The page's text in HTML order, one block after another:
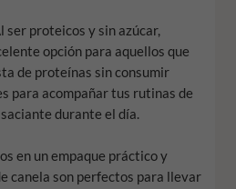
ser proteicos y sin azúcar,
opción para aquellos que
de proteínas sin consumir
para acompañar tus rutinas de
durante el día.
en un empaque práctico y
canela son perfectos para llevar